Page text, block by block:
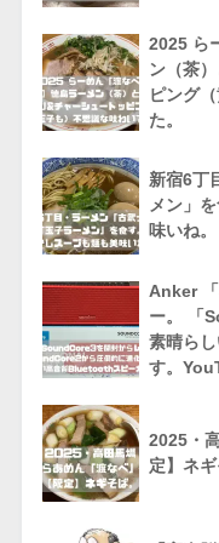
2025 ら
ン（茶
ピング
た。
新宿6丁
メン」
味いね。
Anker
ー。 「
素晴ら
す。
2025・
定】ネ